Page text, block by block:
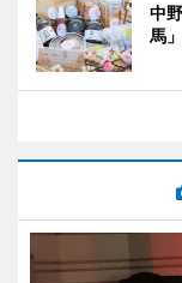
中
馬